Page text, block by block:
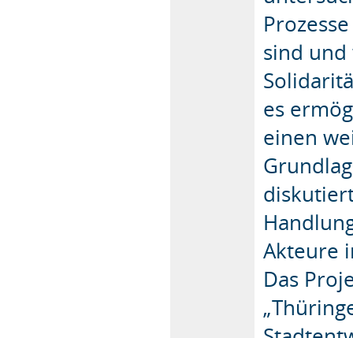
sind
es
einen
Akteure
Das